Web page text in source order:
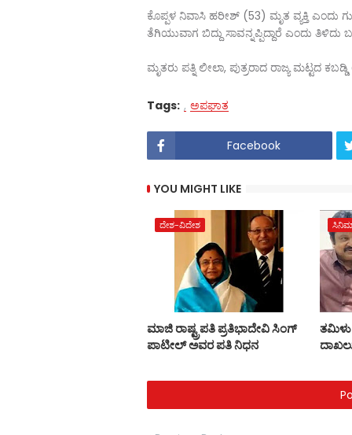
ಕೊಪ್ಪಳ ನಿವಾಸಿ ಹರೀಶ್ (53) ಮೃತ ವ್ಯಕ್ತಿ
ತೆಗಿಯುವಾಗ ಬಿದ್ದು ಸಾವನ್ನಪ್ಪಿದ್ದಾರೆ ಎಂದು ತಿಳಿದು
ಮೃತರು ಪತ್ನಿ ಲೀಲಾ, ಪುತ್ರರಾದ ರಾಜ್ಯ ಮಟ್ಟದ
Tags: ಅಪಘಾತ
Facebook
YOU MIGHT LIKE
ದೇಶ-ವಿದೇಶ
ಮಾಜಿ ರಾಷ್ಟ್ರಪತಿ ಪ್ರತಿಭಾದೇವಿ ಸಿಂಗ್‌
ಪಾಟೀಲ್‌ ಅವರ ಪತಿ ನಿಧನ
ತಮಿಳು